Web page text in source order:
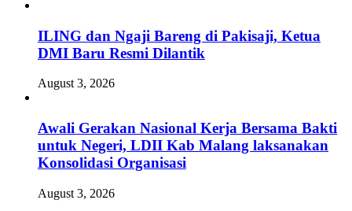
ILING dan Ngaji Bareng di Pakisaji, Ketua
DMI Baru Resmi Dilantik
August 3, 2026
Awali Gerakan Nasional Kerja Bersama Bakti
untuk Negeri, LDII Kab Malang laksanakan
Konsolidasi Organisasi
August 3, 2026